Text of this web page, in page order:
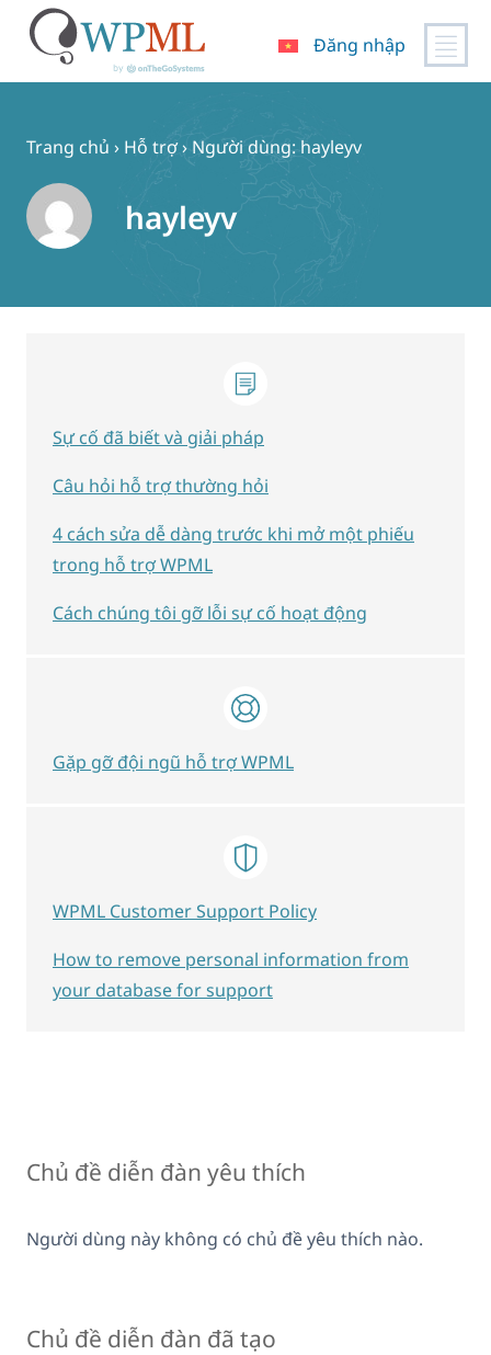
Đăng nhập
Trang chủ › Hỗ trợ› Người dùng: hayleyv
hayleyv
Chủ đề diễn đàn yêu thích
Người dùng này không có chủ đề yêu thích nào.
Chủ đề diễn đàn đã tạo
Sự cố đã biết và giải pháp
Câu hỏi hỗ trợ thường hỏi
4 cách sửa dễ dàng trước khi mở một phiếu
trong hỗ trợ WPML
Cách chúng tôi gỡ lỗi sự cố hoạt động
Gặp gỡ đội ngũ hỗ trợ WPML
WPML Customer Support Policy
How to remove personal information from
your database for support